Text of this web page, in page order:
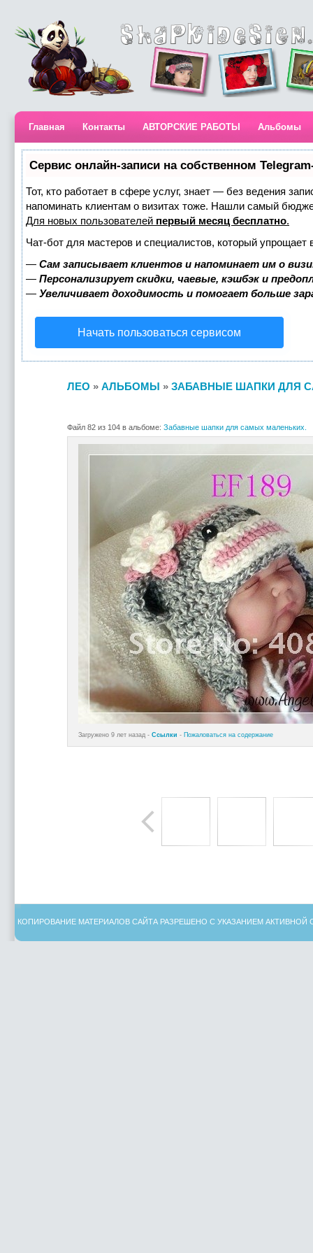
Главная Контакты АВТОРСКИЕ РАБОТЫ Альбомы
Сервис онлайн-записи на собственном
Тот, кто работает в сфере услуг, знает — без ведения
напоминать клиентам о визитах тоже. Нашли самый
Для новых пользователей первый месяц бесплатно.
Чат-бот для мастеров и специалистов, который упрощает
— Сам записывает клиентов и напоминает им о
— Персонализирует скидки, чаевые, кэшбэк и
— Увеличивает доходимость и помогает больше
Начать пользоваться сервисом
ЛЕО » АЛЬБОМЫ » ЗАБАВНЫЕ ШАПКИ ДЛЯ
Файл 82 из 104 в альбоме: Забавные шапки для самых маленьких.
Загружено 9 лет назад - Ссылки - Пожаловаться на содержание
КОПИРОВАНИЕ МАТЕРИАЛОВ САЙТА РАЗРЕШЕНО С УКАЗАНИЕМ АКТИВНОЙ